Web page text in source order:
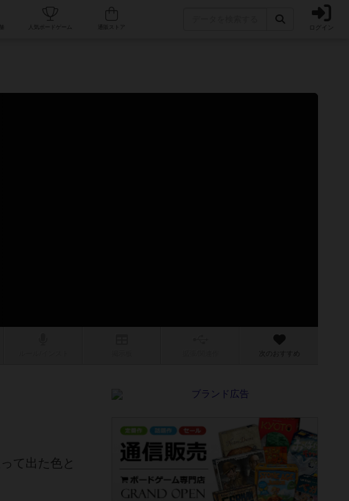
人気ボードゲーム ログイン
次のおすすめ
て出た色と